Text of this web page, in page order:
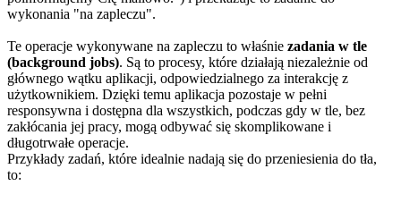
wykonania "na zapleczu".
Te operacje wykonywane na zapleczu to właśnie zadania w tle
(background jobs). Są to procesy, które działają niezależnie od
głównego wątku aplikacji, odpowiedzialnego za interakcję z
użytkownikiem. Dzięki temu aplikacja pozostaje w pełni
responsywna i dostępna dla wszystkich, podczas gdy w tle, bez
zakłócania jej pracy, mogą odbywać się skomplikowane i
długotrwałe operacje.
Przykłady zadań, które idealnie nadają się do przeniesienia do tła,
to: